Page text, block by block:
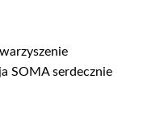
SOMA serdecznie